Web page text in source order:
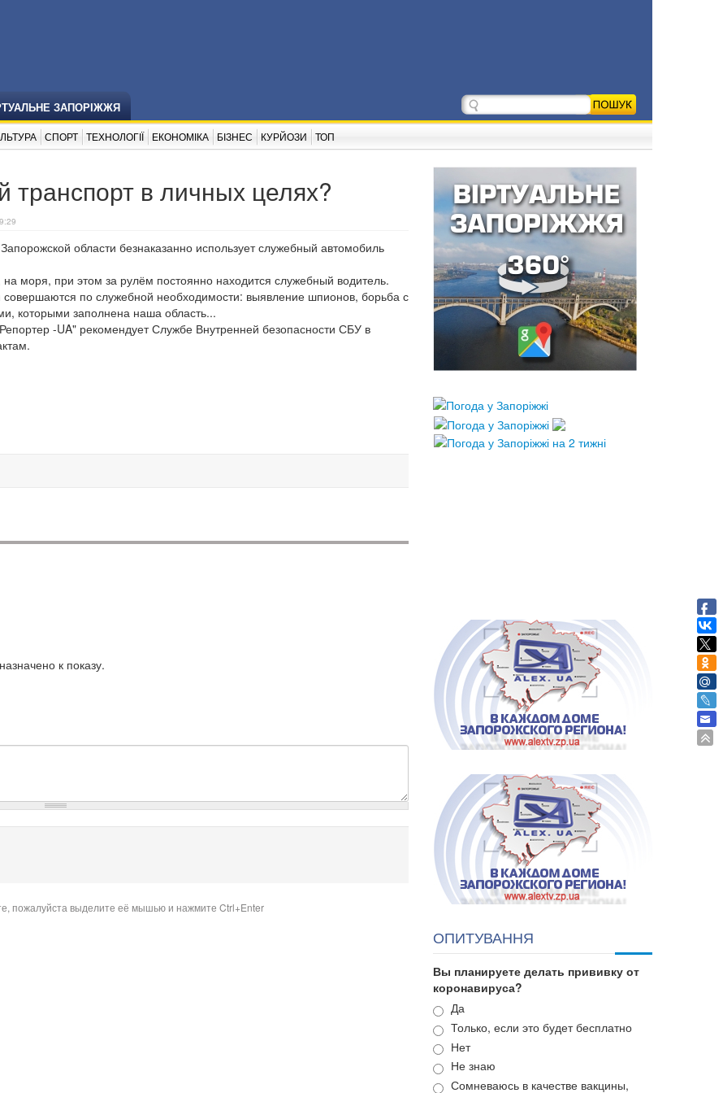
ЗАПОРІЖЖЯ
СПОРТ ТЕХНОЛОГІЇ ЕКОНОМІКА БІЗНЕС КУРЙОЗИ ТОП
в личных целях?
области безнаказанно использует служебный автомобиль
моря, при этом за рулём постоянно находится служебный водитель.
совершаются по служебной необходимости: выявление шпионов, борьба с
которыми заполнена наша область...
-UA" рекомендует Службе Внутренней безопасности СБУ в
к показу.
пожалуйста выделите её мышью и нажмите Ctrl+Enter
ОПИТУВАННЯ
Вы планируете делать прививку от
коронавируса?
Варианты
Да
Только, если это будет бесплатно
Нет
Не знаю
Сомневаюсь в качестве вакцины,